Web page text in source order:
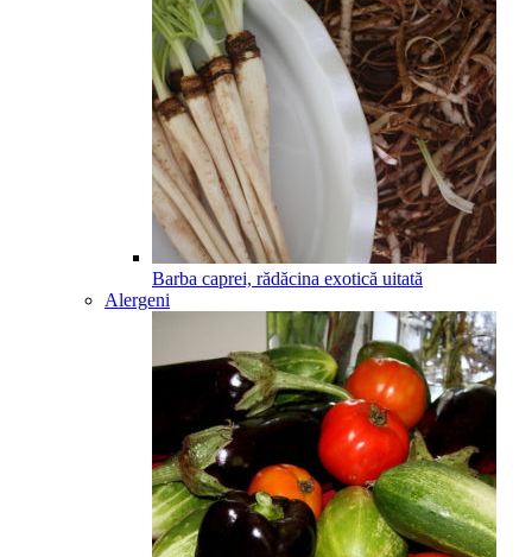
Barba caprei, rădăcina exotică uitată
Alergeni